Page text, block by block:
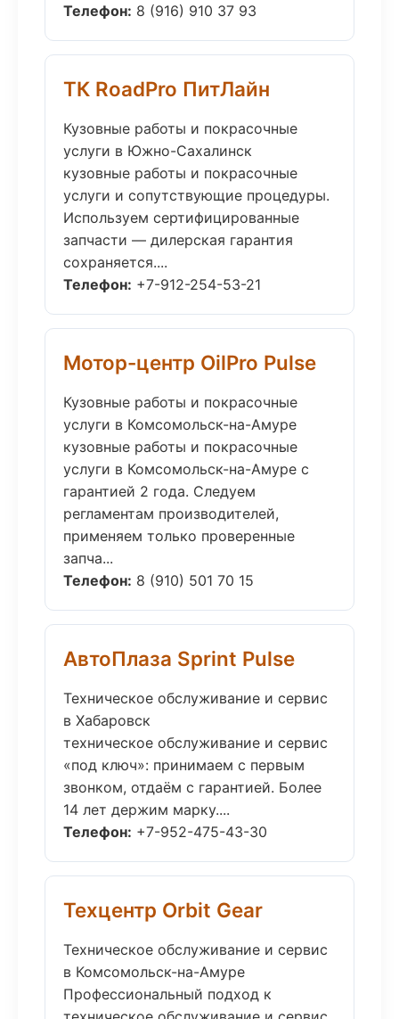
Телефон: 8 (916) 910 37 93
ТК RoadPro ПитЛайн
Кузовные работы и покрасочные
услуги в Южно-Сахалинск
кузовные работы и покрасочные
услуги и сопутствующие процедуры.
Используем сертифицированные
запчасти — дилерская гарантия
сохраняется....
Телефон: +7-912-254-53-21
Мотор-центр OilPro Pulse
Кузовные работы и покрасочные
услуги в Комсомольск-на-Амуре
кузовные работы и покрасочные
услуги в Комсомольск-на-Амуре с
гарантией 2 года. Следуем
регламентам производителей,
применяем только проверенные
запча...
Телефон: 8 (910) 501 70 15
АвтоПлаза Sprint Pulse
Техническое обслуживание и сервис
в Хабаровск
техническое обслуживание и сервис
«под ключ»: принимаем с первым
звонком, отдаём с гарантией. Более
14 лет держим марку....
Телефон: +7-952-475-43-30
Техцентр Orbit Gear
Техническое обслуживание и сервис
в Комсомольск-на-Амуре
Профессиональный подход к